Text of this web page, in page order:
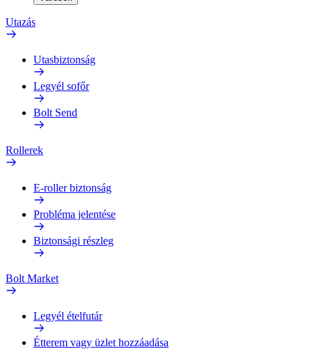
Utazás
Utasbiztonság
Legyél sofőr
Bolt Send
Rollerek
E-roller biztonság
Probléma jelentése
Biztonsági részleg
Bolt Market
Legyél ételfutár
Étterem vagy üzlet hozzáadása